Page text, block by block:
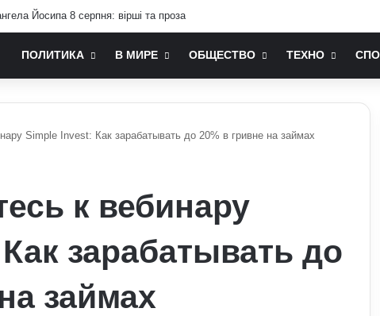
Йосипа 8 серпня: вірші та проза
ПОЛИТИКА В МИРЕ ОБЩЕСТВО ТЕХНО
Simple Invest: Как зарабатывать до 20% в гривне на займах
к вебинару
зарабатывать до
займах